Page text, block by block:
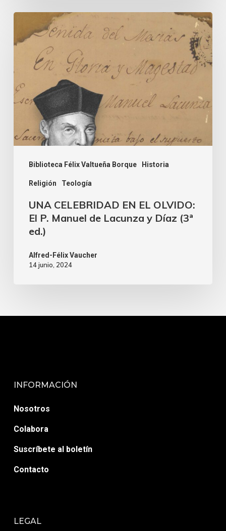
Biblioteca Félix Valtueña Borque Historia
Religión Teología
UNA CELEBRIDAD EN EL OLVIDO:
El P. Manuel de Lacunza y Díaz (3ª
ed.)
Alfred-Félix Vaucher
14 junio, 2024
INFORMACIÓN
Nosotros
Colabora
Suscríbete al boletín
Contacto
LEGAL